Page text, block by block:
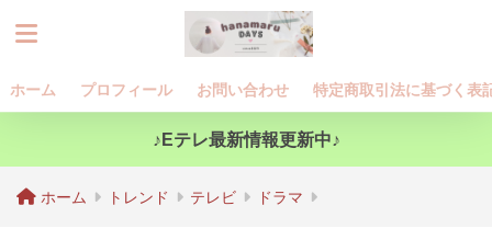
ホーム プロフィール お問い合わせ 特定商取引法に基づく表
♪Eテレ最新情報更新中♪
ホーム トレンド テレビ ドラマ